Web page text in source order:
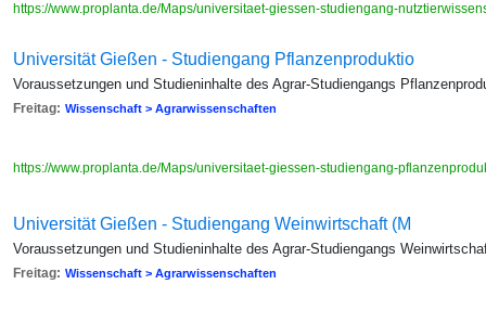
https://www.proplanta.de/Maps/universitaet-giessen-studiengang-
Universität Gießen - Studiengang Pflanzenproduktio
Voraussetzungen und Studieninhalte des Agrar-Studiengangs
Freitag: Wissenschaft > Agrarwissenschaften
https://www.proplanta.de/Maps/universitaet-giessen-studiengang-
Universität Gießen - Studiengang Weinwirtschaft (M
Voraussetzungen und Studieninhalte des Agrar-Studiengangs
Freitag: Wissenschaft > Agrarwissenschaften